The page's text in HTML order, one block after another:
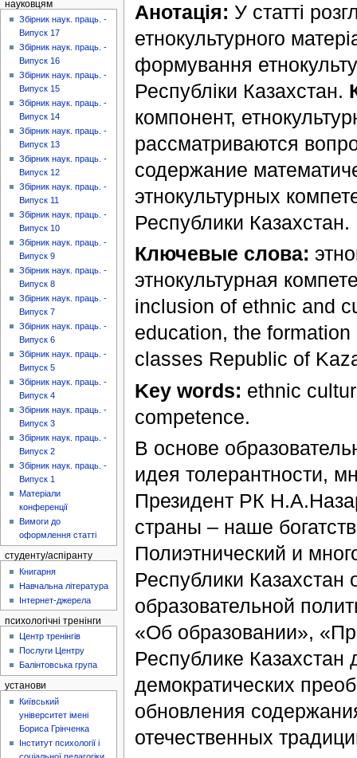
Анотація: У статті
етнокультурного
формування
Республіки Казахстан.
компонент,
рассматриваются
содержание
этнокультурных
Республики Казахстан.
Ключевые слова:
этнокультурная
inclusion of ethnic and
education, the
classes Republic of
Key words: ethnic
сompetence.
В основе
идея толерантности,
Президент РК
страны – наше
Полиэтнический и
Республики Казахстан
образовательной
«Об образовании»,
Республике Казахстан
демократических
обновления
отечественных
науковцям
Збірник наук. праць. -
Випуск 17
Збірник наук. праць. -
Випуск 16
Збірник наук. праць. -
Випуск 15
Збірник наук. праць. -
Випуск 14
Збірник наук. праць. -
Випуск 13
Збірник наук. праць. -
Випуск 12
Збірник наук. праць. -
Випуск 11
Збірник наук. праць. -
Випуск 10
Збірник наук. праць. -
Випуск 9
Збірник наук. праць. -
Випуск 8
Збірник наук. праць. -
Випуск 7
Збірник наук. праць. -
Випуск 6
Збірник наук. праць. -
Випуск 5
Збірник наук. праць. -
Випуск 4
Збірник наук. праць. -
Випуск 3
Збірник наук. праць. -
Випуск 2
Збірник наук. праць. -
Випуск 1
Матеріали
конференції
Вимоги до
оформлення статті
студенту/аспіранту
Книгарня
Навчальна література
Інтернет-джерела
психологічні тренінги
Центр тренінгів
Послуги Центру
Балінтовська група
установи
Київський
університет імені
Бориса Грінченка
Інститут психології і
соціальної педагогіки